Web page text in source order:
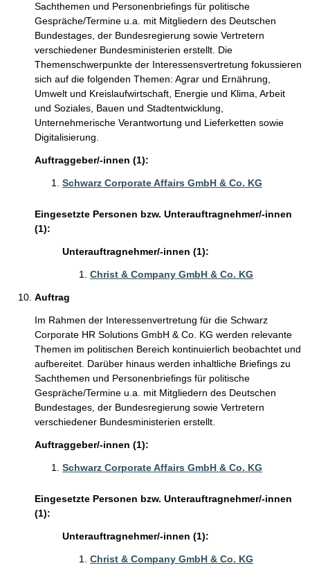
Sachthemen und Personenbriefings für politische
Gespräche/Termine u.a. mit Mitgliedern des Deutschen
Bundestages, der Bundesregierung sowie Vertretern
verschiedener Bundesministerien erstellt. Die
Themenschwerpunkte der Interessensvertretung fokussieren
sich auf die folgenden Themen: Agrar und Ernährung,
Umwelt und Kreislaufwirtschaft, Energie und Klima, Arbeit
und Soziales, Bauen und Stadtentwicklung,
Unternehmerische Verantwortung und Lieferketten sowie
Digitalisierung.
Auftraggeber/-innen (1):
Schwarz Corporate Affairs GmbH & Co. KG
Eingesetzte Personen bzw. Unterauftragnehmer/-innen
(1):
Unterauftragnehmer/-innen (1):
Christ & Company GmbH & Co. KG
Auftrag
Im Rahmen der Interessenvertretung für die Schwarz
Corporate HR Solutions GmbH & Co. KG werden relevante
Themen im politischen Bereich kontinuierlich beobachtet und
aufbereitet. Darüber hinaus werden inhaltliche Briefings zu
Sachthemen und Personenbriefings für politische
Gespräche/Termine u.a. mit Mitgliedern des Deutschen
Bundestages, der Bundesregierung sowie Vertretern
verschiedener Bundesministerien erstellt.
Auftraggeber/-innen (1):
Schwarz Corporate Affairs GmbH & Co. KG
Eingesetzte Personen bzw. Unterauftragnehmer/-innen
(1):
Unterauftragnehmer/-innen (1):
Christ & Company GmbH & Co. KG